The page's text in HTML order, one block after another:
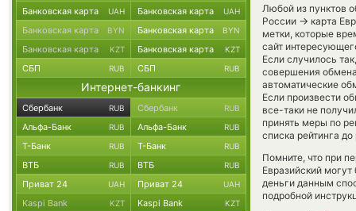
Любой из пунктов
России → карта
метки, которые
сайт
Если случилось
совершения
автоматические
Если произвести
все-таки не
принять меры по
списка рейтинга
Помните, что при
Евразийский
деньги данным
подробной
Банковская карта UAH Банковская карта UAH
Банковская карта BYN Банковская карта BYN
Банковская карта KZT Банковская карта KZT
СБП RUB СБП RUB
Интернет-банкинг
Сбербанк RUB Сбербанк RUB
Альфа-Банк RUB Альфа-Банк RUB
Т-Банк RUB Т-Банк RUB
ВТБ RUB ВТБ RUB
Приват 24 UAH Приват 24 UAH
Kaspi Bank KZT Kaspi Bank KZT